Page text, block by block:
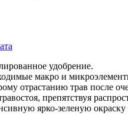
удобрение.
макро и
отрастанию трав после
препятствуя
ярко-зеленую окраску